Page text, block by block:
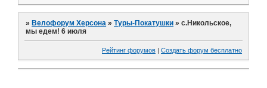
» Велофорум Херсона »Туры-Покатушки »с.Никольское,
мы едем! 6 июля
Рейтинг форумов | Создать форум бесплатно